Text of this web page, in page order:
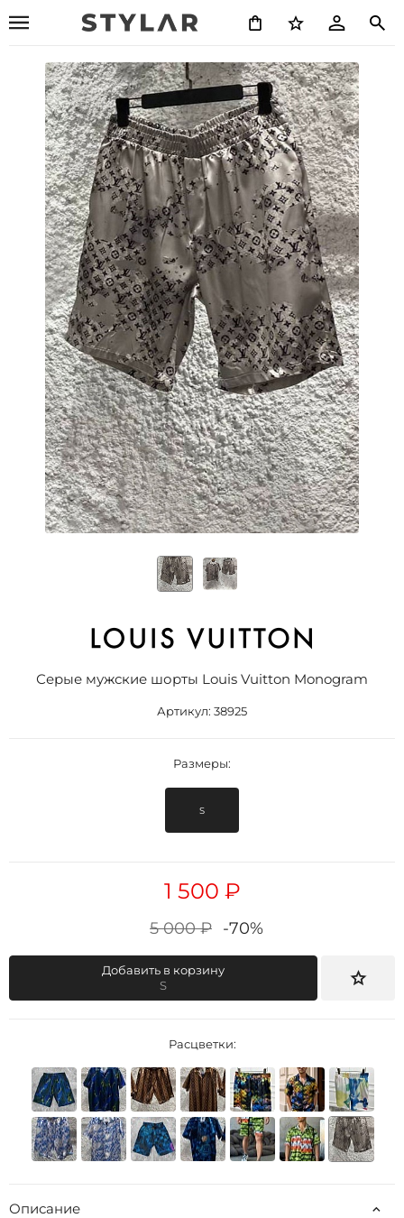
Серые мужские шорты Louis Vuitton Monogram
Артикул: 38925
Размеры:
S
1 500 ₽
5 000 ₽ -70%
Добавить в корзину
S
Расцветки:
Описание